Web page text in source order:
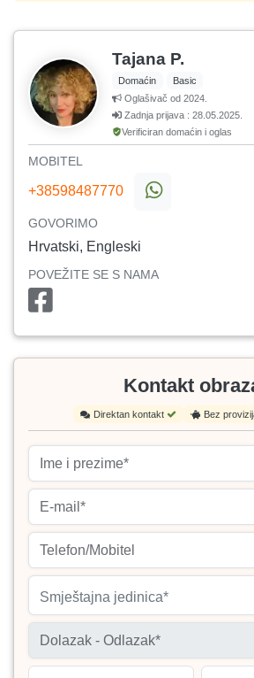
Tajana P.
Domaćin
Basic
Oglašivač od 2024.
Zadnja prijava : 28.05.2025.
Verificiran domaćin i oglas
MOBITEL
+38598487770
GOVORIMO
Hrvatski, Engleski
POVEŽITE SE S NAMA
Kontakt
Direktan kontakt Bez
Smještajna jedinica*